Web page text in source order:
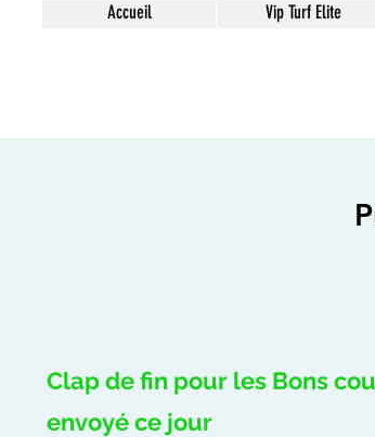
Accueil Vip Turf Elite
Clap de fin pour les Bons
envoyé ce jour